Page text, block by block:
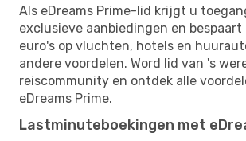
Als eDreams Prime-lid krijgt u
exclusieve aanbiedingen en
euro's op vluchten, hotels en
andere voordelen. Word lid van 's
reiscommunity en ontdek alle
eDreams Prime.
Lastminuteboekingen met